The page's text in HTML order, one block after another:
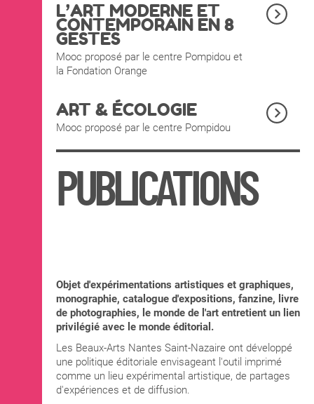
L’ART MODERNE ET
CONTEMPORAIN EN 8
GESTES
Mooc proposé par le centre Pompidou et
la Fondation Orange
ART & ÉCOLOGIE
Mooc proposé par le centre Pompidou
PUBLICATIONS
Objet d'expérimentations artistiques et graphiques,
monographie, catalogue d'expositions, fanzine, livre
de photographies, le monde de l'art entretient un lien
privilégié avec le monde éditorial.
Les Beaux-Arts Nantes Saint-Nazaire ont développé
une politique éditoriale envisageant l'outil imprimé
comme un lieu expérimental artistique, de partages
d'expériences et de diffusion.